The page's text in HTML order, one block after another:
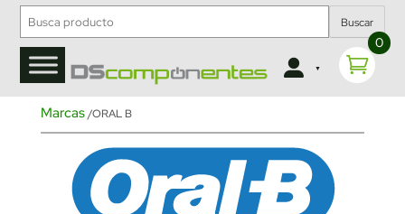
Buscar
0
Marcas/ORAL B